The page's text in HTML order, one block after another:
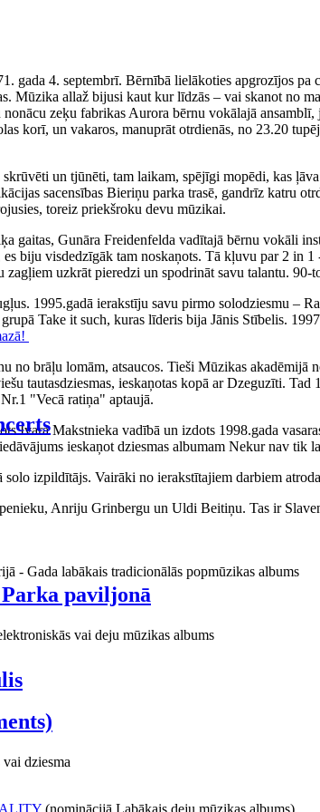
paviljonā
gada 4. septembrī. Bērnībā lielākoties apgrozījos
Mūzika allaž bijusi kaut kur līdzās – vai skanot no
zeķu fabrikas Aurora bērnu vokālajā
korī, un vakaros, manuprāt otrdienās, no 23.20
un tjūnēti, tam laikam, spējīgi mopēdi, kas
sacensības Bieriņu parka trasē, gandrīz katru
toreiz priekšroku devu mūzikai.
gaitas, Gunāra Freidenfelda vadītajā bērnu vokāli
biju visdedzīgāk tam noskaņots. Tā kļuvu par 2 in
uzkrāt pieredzi un spodrināt savu talantu.
1995.gadā ierakstīju savu pirmo solodziesmu
Take it such, kuras līderis bija Jānis Stībelis.
brāļu lomām, atsaucos. Tieši Mūzikas akadēmijā
tautasdziesmas, ieskaņotas kopā ar Dzeguzīti.
"Vecā ratiņa" aptaujā.
Ivara Makstnieka vadībā un izdots 1998.gada
ieskaņot dziesmas albumam Nekur nav tik
izpildītājs. Vairāki no ierakstītajiem darbiem
Anriju Grinbergu un Uldi Beitiņu. Tas ir
- Gada labākais tradicionālās popmūzikas albums
vai deju mūzikas albums
dziesma
(nominācijā Labākais deju mūzikas albums)